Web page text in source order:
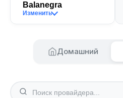
Balanegra
Изменить
Домашний